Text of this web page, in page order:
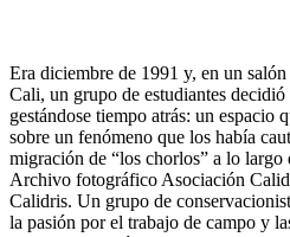
Era diciembre de 1991 y, en un
Cali, un grupo de estudiantes
gestándose tiempo atrás: un espacio
sobre un fenómeno que los había
migración de “los chorlos” a lo largo
Archivo fotográfico Asociación
Calidris. Un grupo de
la pasión por el trabajo de campo y